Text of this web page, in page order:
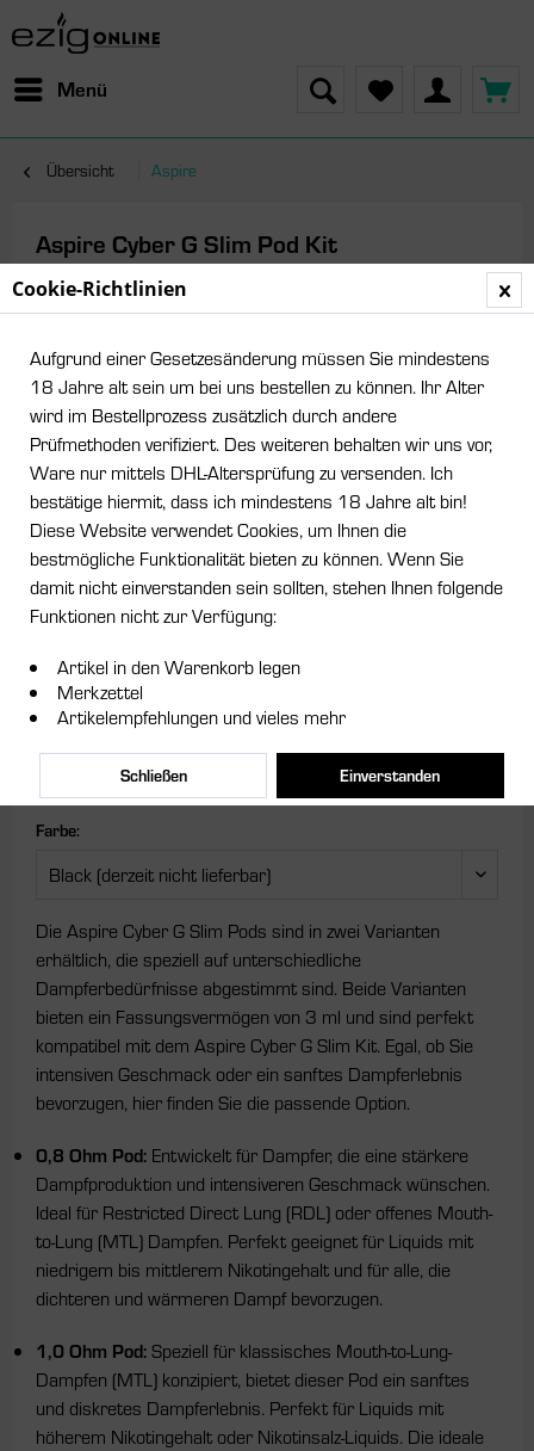
Menü
Übersicht Aspire
Aspire Cyber G Slim Pod Kit
Dieser Artikel steht derzeit nicht zur Verfügung!
12,95 € *
Inhalt:1 Stück
Lieferzeit 1-3 Werktage
Farbe:
Die Aspire Cyber G Slim Pods sind in zwei Varianten
erhältlich, die speziell auf unterschiedliche
Dampferbedürfnisse abgestimmt sind. Beide Varianten
bieten ein Fassungsvermögen von 3 ml und sind perfekt
kompatibel mit dem Aspire Cyber G Slim Kit. Egal, ob Sie
intensiven Geschmack oder ein sanftes Dampferlebnis
bevorzugen, hier finden Sie die passende Option.
0,8 Ohm Pod: Entwickelt für Dampfer, die eine stärkere
Dampfproduktion und intensiveren Geschmack wünschen.
Ideal für Restricted Direct Lung (RDL) oder offenes Mouth-
to-Lung (MTL) Dampfen. Perfekt geeignet für Liquids mit
niedrigem bis mittlerem Nikotingehalt und für alle, die
dichteren und wärmeren Dampf bevorzugen.
1,0 Ohm Pod:Speziell für klassisches Mouth-to-Lung-
Dampfen (MTL) konzipiert, bietet dieser Pod ein sanftes
und diskretes Dampferlebnis. Perfekt für Liquids mit
höherem Nikotingehalt oder Nikotinsalz-Liquids. Die ideale
Cookie-Richtlinien
Aufgrund einer Gesetzesänderung müssen Sie mindestens
18 Jahre alt sein um bei uns bestellen zu können. Ihr Alter
wird im Bestellprozess zusätzlich durch andere
Prüfmethoden verifiziert. Des weiteren behalten wir uns vor,
Ware nur mittels DHL-Altersprüfung zu versenden. Ich
bestätige hiermit, dass ich mindestens 18 Jahre alt bin!
Diese Website verwendet Cookies, um Ihnen die
bestmögliche Funktionalität bieten zu können. Wenn Sie
damit nicht einverstanden sein sollten, stehen Ihnen folgende
Funktionen nicht zur Verfügung:
Artikel in den Warenkorb legen
Merkzettel
Artikelempfehlungen und vieles mehr
Einverstanden
Schließen